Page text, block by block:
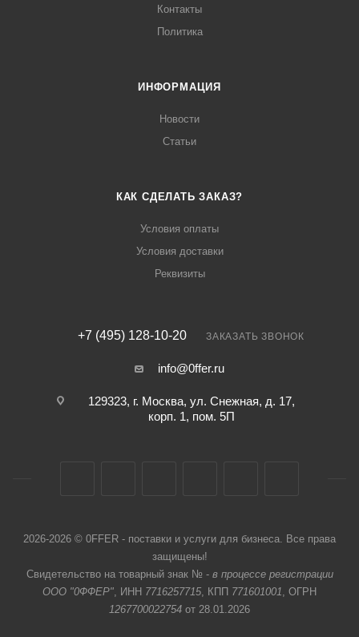
Контакты
Политика
ИНФОРМАЦИЯ
Новости
Статьи
КАК СДЕЛАТЬ ЗАКАЗ?
Условия оплаты
Условия доставки
Реквизиты
+7 (495) 128-10-20 ЗАКАЗАТЬ ЗВОНОК
info@0ffer.ru
129323, г. Москва, ул. Снежная, д. 17,
корп. 1, пом. 5П
2026-2026 © 0FFER - поставки и услуги для бизнеса. Все права
защищены!
Свидетельство на товарный знак № - в процессе регистрации
ООО "0ФФЕР", ИНН 7716257715, КПП 771601001, ОГРН
1267700022754 от 28.01.2026